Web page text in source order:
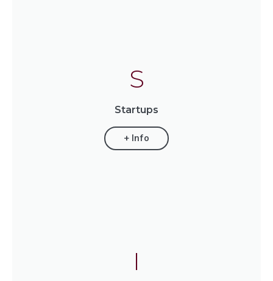
S
Startups
+ Info
I